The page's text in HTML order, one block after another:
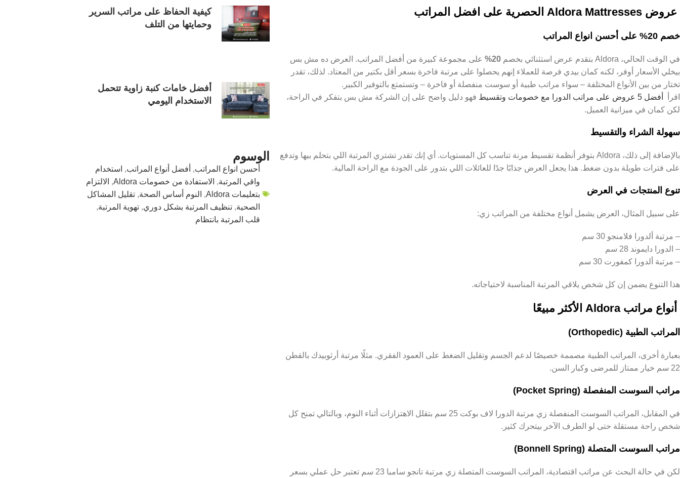
عروض Aldora Mattresses الحصرية على افضل المراتب
خصم 20% على أحسن انواع المراتب
في الوقت الحالي، Aldora بتقدم عرض استثنائي بخصم 20%
على مجموعة كبيرة من أفضل المراتب. العرض ده مش بس
بيخلي الأسعار أوفر، لكنه كمان بيدي فرصة للعملاء إنهم يحصلوا على مرتبة فاخرة بسعر أقل بكتير من المعتاد. لذلك، تقدر
تختار من بين الأنواع المختلفة – سواء مراتب طبية أو سوست منفصلة أو فاخرة – وتستمتع بالتوفير الكبير.
اقرأ
أفضل 5 عروض على مراتب الدورا مع خصومات وتقسيط
فهو دليل واضح على إن الشركة مش بس بتفكر في الراحة،
لكن كمان في ميزانية العميل.
سهولة الشراء والتقسيط
بالإضافة إلى ذلك، Aldora بتوفر أنظمة تقسيط مرنة تناسب كل المستويات. أي إنك تقدر تشتري المرتبة اللي بتحلم بيها وتدفع
على فترات طويلة بدون ضغط. هذا يجعل العرض جذابًا جدًا للعائلات اللي بتدور على الجودة مع الراحة المالية.
تنوع المنتجات في العرض
على سبيل المثال، العرض يشمل أنواع مختلفة من المراتب زي:
– مرتبة ألدورا فلامنجو 30 سم
– الدورا دايموند 28 سم
– مرتبة ألدورا كمفورت 30 سم
هذا التنوع يضمن إن كل شخص يلاقي المرتبة المناسبة لاحتياجاته.
أنواع مراتب Aldora الأكثر مبيعًا
المراتب الطبية (Orthopedic)
بعبارة أخرى، المراتب الطبية مصممة خصيصًا لدعم الجسم وتقليل الضغط على العمود الفقري. مثلًا مرتبة أرثوبيدك بالقطن
22 سم خيار ممتاز للمرضى وكبار السن.
مراتب السوست المنفصلة (Pocket Spring)
في المقابل، المراتب السوست المنفصلة زي مرتبة الدورا لاف بوكت 25 سم بتقلل الاهتزازات أثناء النوم، وبالتالي تمنح كل
شخص راحة مستقلة حتى لو الطرف الآخر بيتحرك كثير.
مراتب السوست المتصلة (Bonnell Spring)
لكن في حالة البحث عن مراتب اقتصادية، المراتب السوست المتصلة زي مرتبة تانجو سامبا 23 سم تعتبر حل عملي بسعر
كيفية الحفاظ على مراتب السرير
وحمايتها من التلف
أفضل خامات كنبة زاوية تتحمل
الاستخدام اليومي
الوسوم
أحسن انواع المراتب, أفضل أنواع المراتب, استخدام
واقي المرتبة, الاستفادة من خصومات Aldora , الالتزام
بتعليمات Aldora
, النوم أساس الصحة, تقليل المشاكل
الصحية, تنظيف المرتبة بشكل دوري, تهوية المرتبة,
قلب المرتبة بانتظام